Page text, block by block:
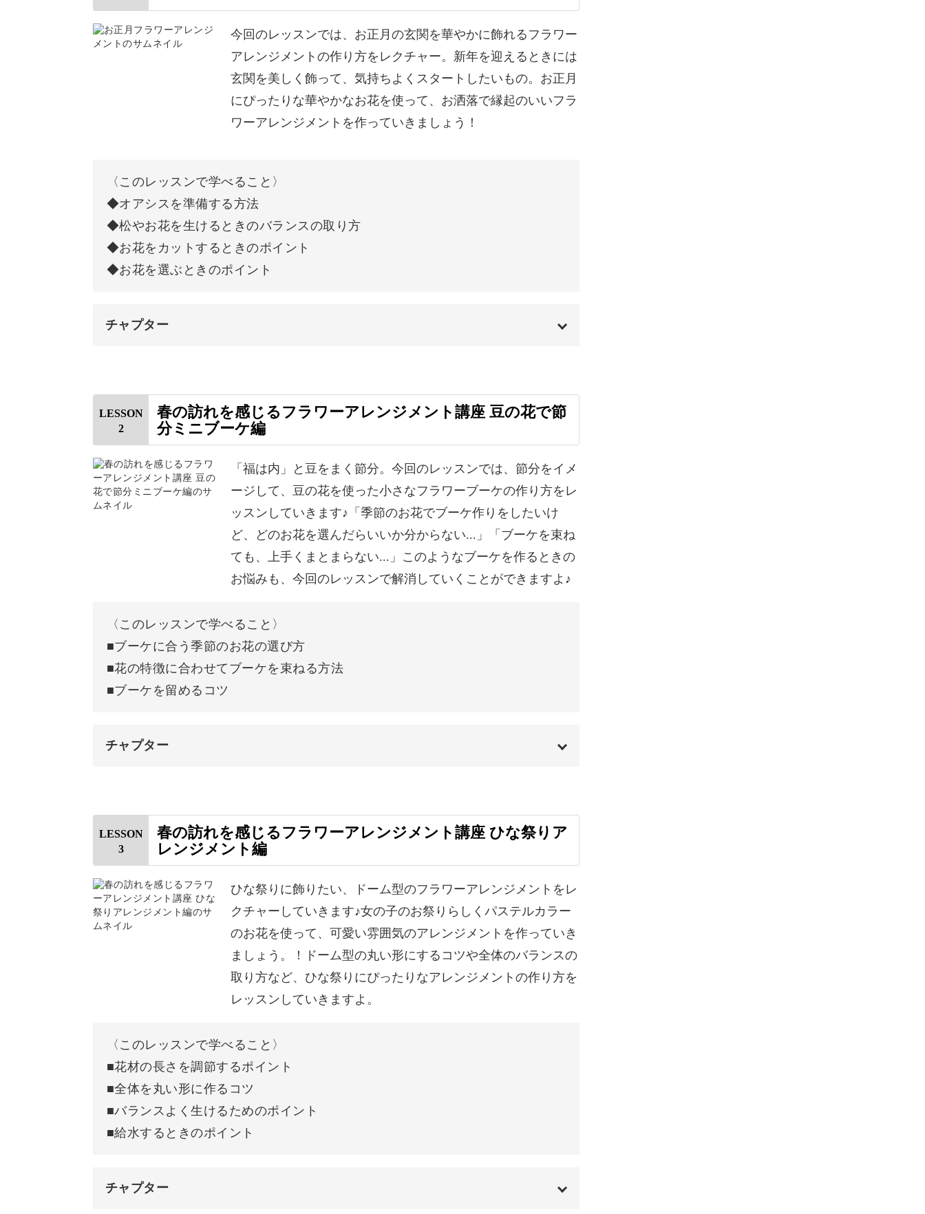
今回のレッスンでは、お正月の玄関を華やかに飾れるフラワー
アレンジメントの作り方をレクチャー。新年を迎えるときには
玄関を美しく飾って、気持ちよくスタートしたいもの。お正月
にぴったりな華やかなお花を使って、お洒落で縁起のいいフラ
ワーアレンジメントを作っていきましょう！
〈このレッスンで学べること〉
◆オアシスを準備する方法
◆松やお花を生けるときのバランスの取り方
◆お花をカットするときのポイント
◆お花を選ぶときのポイント
チャプター
はじめに 00:20
使用材料・道具
オアシスを器に合わせてカットする 03:02
オアシスに水を吸わせて器にセットする 03:53
松を枝分かれでカットして生ける 05:46
11:28
胡蝶蘭を生ける
水引を飾る
完成♪
LESSON
2
春の訪れを感じるフラワーアレンジメント講座 豆の花で節
分ミニブーケ編
「福は内」と豆をまく節分。今回のレッスンでは、節分をイメ
ージして、豆の花を使った小さなフラワーブーケの作り方をレ
ッスンしていきます♪「季節のお花でブーケ作りをしたいけ
ど、どのお花を選んだらいいか分からない...」「ブーケを束ね
ても、上手くまとまらない...」このようなブーケを作るときの
お悩みも、今回のレッスンで解消していくことができますよ♪
〈このレッスンで学べること〉
■ブーケに合う季節のお花の選び方
■花の特徴に合わせてブーケを束ねる方法
■ブーケを留めるコツ
チャプター
はじめに 00:20
使用材料・道具
不要な枝分かれと葉っぱを取る 04:17
ブーケを束ねる 08:22
茎が下がってしまったときの対処法 12:02
麻ひもでブーケを留める 15:09
完成♪
LESSON
3
春の訪れを感じるフラワーアレンジメント講座 ひな祭りア
レンジメント編
ひな祭りに飾りたい、ドーム型のフラワーアレンジメントをレ
クチャーしていきます♪女の子のお祭りらしくパステルカラー
のお花を使って、可愛い雰囲気のアレンジメントを作っていき
ましょう。！ドーム型の丸い形にするコツや全体のバランスの
取り方など、ひな祭りにぴったりなアレンジメントの作り方を
レッスンしていきますよ。
〈このレッスンで学べること〉
■花材の長さを調節するポイント
■全体を丸い形に作るコツ
■バランスよく生けるためのポイント
■給水するときのポイント
チャプター